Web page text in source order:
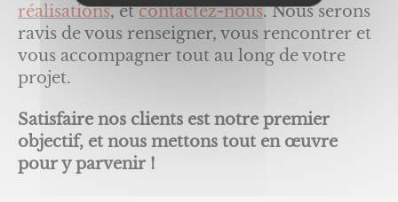
réalisations, etcontactez-nous. Nous serons
ravis de vous renseigner, vous rencontrer et
vous accompagner tout au long de votre
projet.
Satisfaire nos clients est notre premier
objectif, et nous mettons tout en œuvre
pour y parvenir !